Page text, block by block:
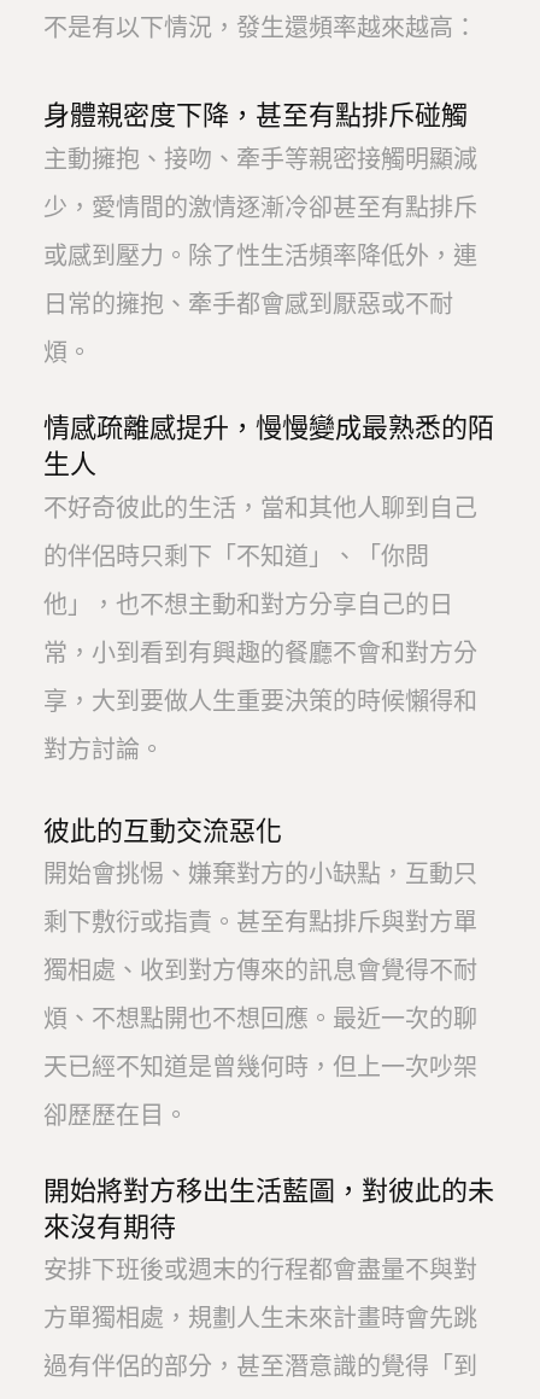
不是有以下情況，發生還頻率越來越高：
身體親密度下降，甚至有點排斥碰觸
主動擁抱、接吻、牽手等親密接觸明顯減
少，愛情間的激情逐漸冷卻甚至有點排斥
或感到壓力。除了性生活頻率降低外，連
日常的擁抱、牽手都會感到厭惡或不耐
煩。
情感疏離感提升，慢慢變成最熟悉的陌
生人
不好奇彼此的生活，當和其他人聊到自己
的伴侶時只剩下「不知道」、「你問
他」，也不想主動和對方分享自己的日
常，小到看到有興趣的餐廳不會和對方分
享，大到要做人生重要決策的時候懶得和
對方討論。
彼此的互動交流惡化
開始會挑惕、嫌棄對方的小缺點，互動只
剩下敷衍或指責。甚至有點排斥與對方單
獨相處、收到對方傳來的訊息會覺得不耐
煩、不想點開也不想回應。最近一次的聊
天已經不知道是曾幾何時，但上一次吵架
卻歷歷在目。
開始將對方移出生活藍圖，對彼此的未
來沒有期待
安排下班後或週末的行程都會盡量不與對
方單獨相處，規劃人生未來計畫時會先跳
過有伴侶的部分，甚至潛意識的覺得「到